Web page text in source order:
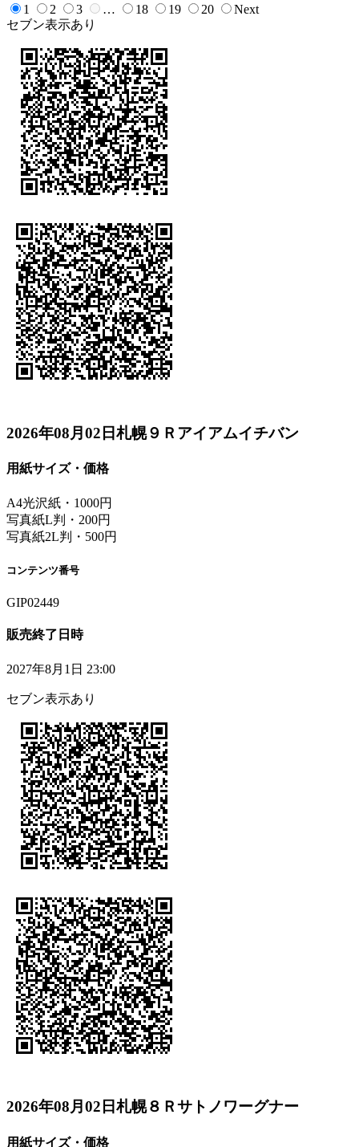
1
2 3 … 18 19 20
Next
セブン表示あり
2026年08月02日札幌９Ｒアイアムイチバン
用紙サイズ・価格
A4光沢紙・1000円
写真紙L判・200円
写真紙2L判・500円
コンテンツ番号
GIP02449
販売終了日時
2027年8月1日 23:00
セブン表示あり
2026年08月02日札幌８Ｒサトノワーグナー
用紙サイズ・価格